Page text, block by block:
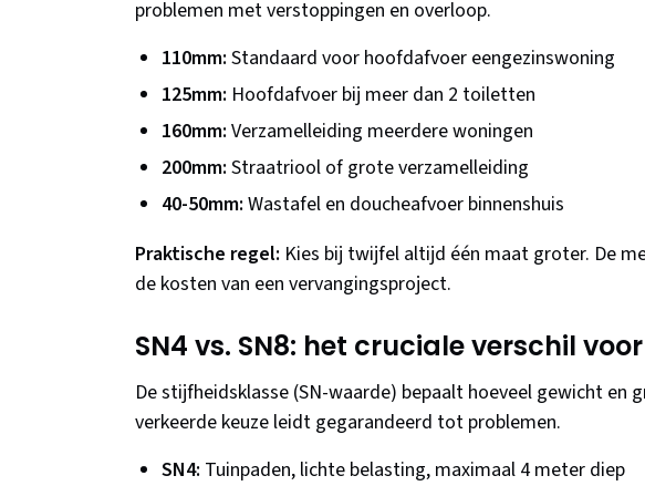
problemen met verstoppingen en overloop.
110mm: Standaard voor hoofdafvoer eengezinswoning
125mm: Hoofdafvoer bij meer dan 2 toiletten
160mm: Verzamelleiding meerdere woningen
200mm: Straatriool of grote verzamelleiding
40-50mm: Wastafel en doucheafvoer binnenshuis
Praktische regel: Kies bij twijfel altijd één maat groter. De
de kosten van een vervangingsproject.
SN4 vs. SN8: het cruciale verschil
De stijfheidsklasse (SN-waarde) bepaalt hoeveel gewicht en
verkeerde keuze leidt gegarandeerd tot problemen.
SN4: Tuinpaden, lichte belasting, maximaal 4 meter diep